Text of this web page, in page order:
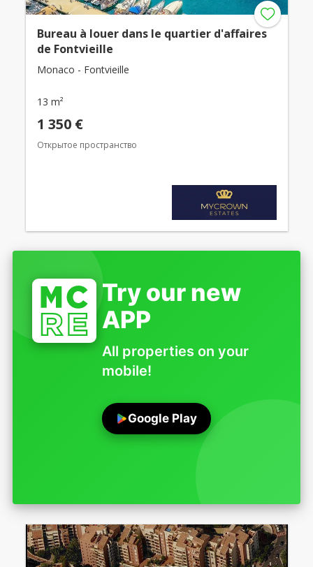
Bureau à louer dans le quartier d'affaires
de Fontvieille
Monaco - Fontvieille
13 m²
1 350 €
Открытое пространство
Try our new
APP
All properties on your
mobile!
Google Play